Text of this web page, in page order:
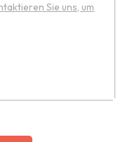
Sie uns, um